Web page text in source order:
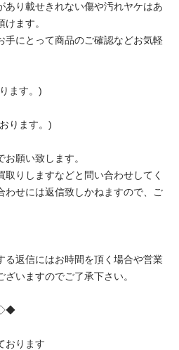
り載せきれない傷や汚れヤケはあ
ます。
手にとって商品のご確認などお気軽
ます。)
ります。)
願い致します。
りしますなどと問い合わせしてく
わせには返信致しかねますので、ご
る返信にはお時間を頂く場合や営業
いますのでご了承下さい。
おります